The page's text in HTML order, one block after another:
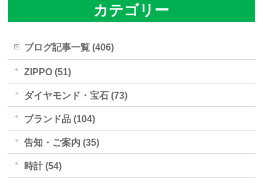
カテゴリー
ブログ記事一覧 (406)
ZIPPO (51)
ダイヤモンド・宝石 (73)
ブランド品 (104)
告知・ご案内 (35)
時計 (54)